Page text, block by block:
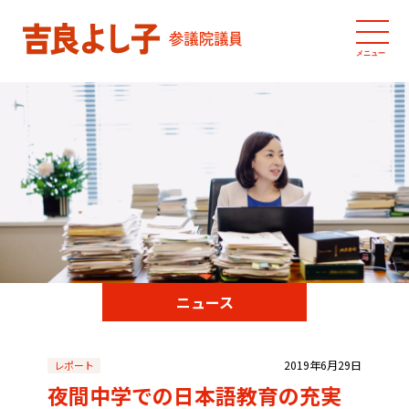
メニュー
ニュース
レポート 2019年6月29日
夜間中学での日本語教育の充実